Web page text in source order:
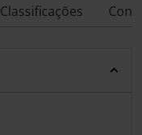
Classificações